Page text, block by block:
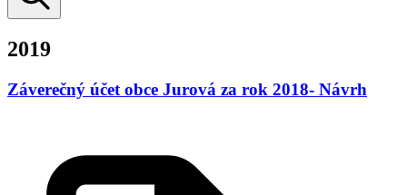
2019
Záverečný účet obce Jurová za rok 2018- Návrh